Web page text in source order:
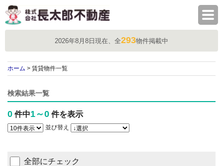
2026年8月8日現在、全293物件掲載中
ホーム > 賃貸物件一覧
検索結果一覧
0 件中1～0 件を表示
並び替え
全部にチェック